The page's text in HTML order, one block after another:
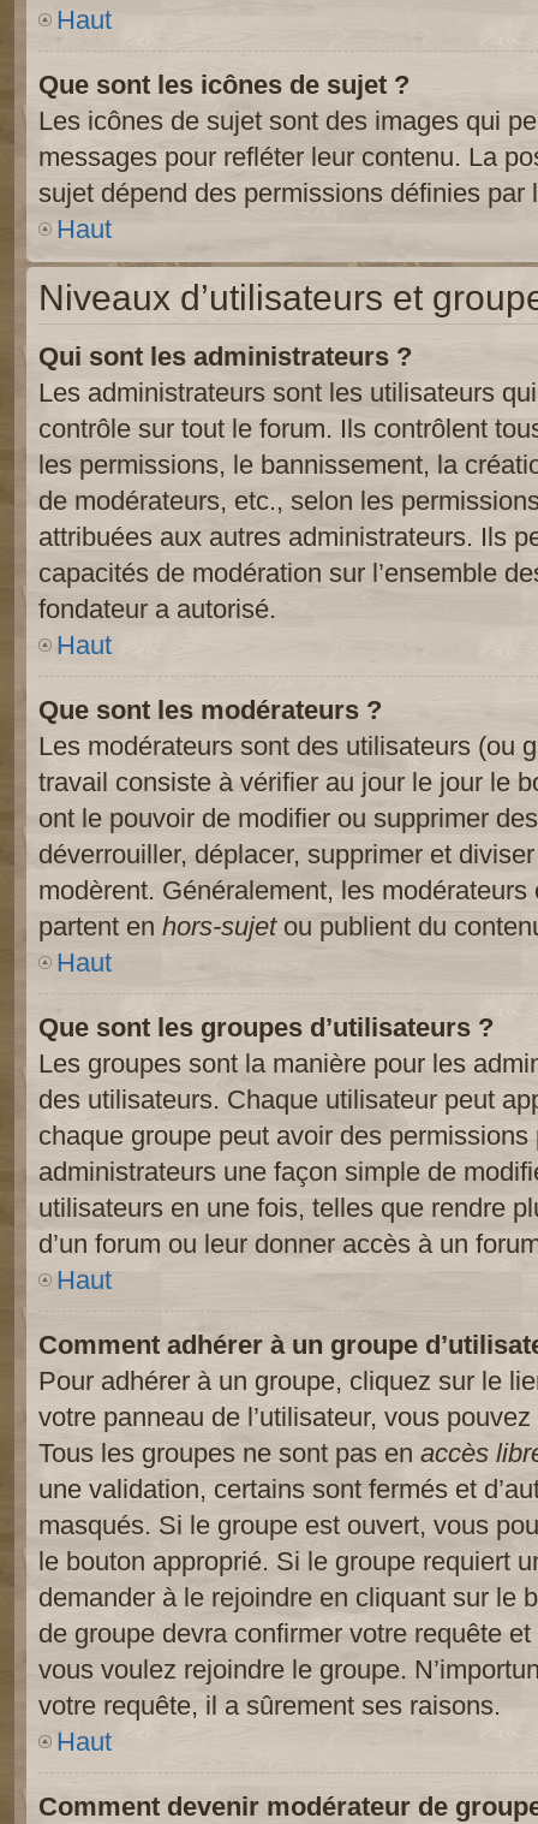
Haut
Que sont les icônes de sujet ?
Les icônes de sujet sont des images qui
messages pour refléter leur contenu. La
sujet dépend des permissions définies par
Haut
Niveaux d’utilisateurs et
Qui sont les administrateurs ?
Les administrateurs sont les utilisateurs
contrôle sur tout le forum. Ils contrôlent
les permissions, le bannissement, la
de modérateurs, etc., selon les
attribuées aux autres administrateurs. Ils
capacités de modération sur l’ensemble
fondateur a autorisé.
Haut
Que sont les modérateurs ?
Les modérateurs sont des utilisateurs (ou
travail consiste à vérifier au jour le jour le
ont le pouvoir de modifier ou supprimer
déverrouiller, déplacer, supprimer et
modèrent. Généralement, les
partent en hors-sujetou publient du
Haut
Que sont les groupes d’utilisateurs ?
Les groupes sont la manière pour les
des utilisateurs. Chaque utilisateur peut
chaque groupe peut avoir des
administrateurs une façon simple de
utilisateurs en une fois, telles que rendre
d’un forum ou leur donner accès à un
Haut
Comment adhérer à un groupe
Pour adhérer à un groupe, cliquez sur le
votre panneau de l’utilisateur, vous
Tous les groupes ne sont pas en accès
une validation, certains sont fermés et
masqués. Si le groupe est ouvert, vous
le bouton approprié. Si le groupe requiert
demander à le rejoindre en cliquant sur le
de groupe devra confirmer votre requête
vous voulez rejoindre le groupe.
votre requête, il a sûrement ses raisons.
Haut
Comment devenir modérateur de